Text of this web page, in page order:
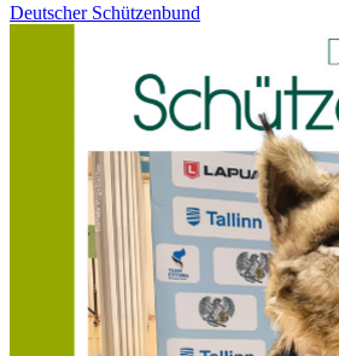
Deutscher Schützenbund